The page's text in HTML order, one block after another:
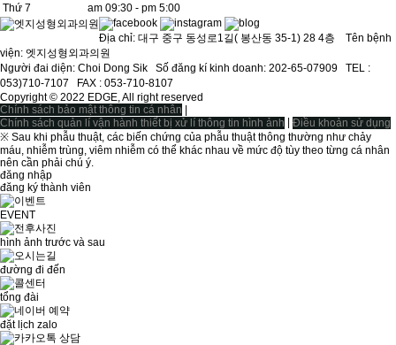
Thứ 7
am 09:30 - pm 5:00
Địa chỉ: 대구 중구 동성로1길( 봉산동 35-1) 28 4층 Tên bệnh
viện: 엣지성형외과의원
Người đai diện: Choi Dong Sikㅤ Số đăng kí kinh doanh: 202-65-07909ㅤ TEL :
053)710-7107ㅤ FAX : 053-710-8107
Copyright © 2022 EDGE, All right reserved
Chính sách bảo mật thông tin cá nhân |
Chính sách quản lí vận hành thiết bị xử lí thông tin hình ảnh
Điều khoản sử dụng
※ Sau khi phẫu thuật, các biến chứng của phẫu thuật thông thường như chảy
máu, nhiễm trùng, viêm nhiễm có thể khác nhau về mức độ tùy theo từng cá nhân
nên cần phải chú ý.
đăng nhập
đăng ký thành viên
EVENT
hình ảnh trước và sau
đường đi đến
tổng đài
đặt lịch zalo